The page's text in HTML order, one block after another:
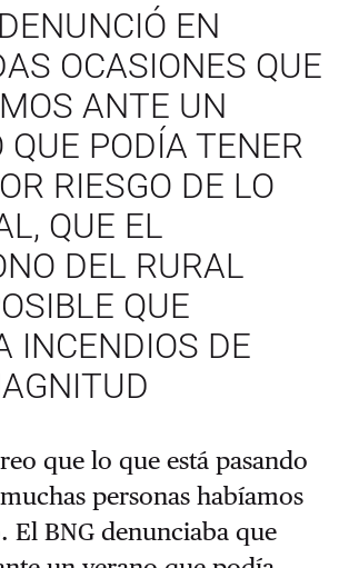
EN
OCASIONES QUE
ANTE UN
PODÍA TENER
RIESGO DE LO
QUE EL
DEL RURAL
QUE
INCENDIOS DE
que lo que está pasando
personas habíamos
El BNG denunciaba que